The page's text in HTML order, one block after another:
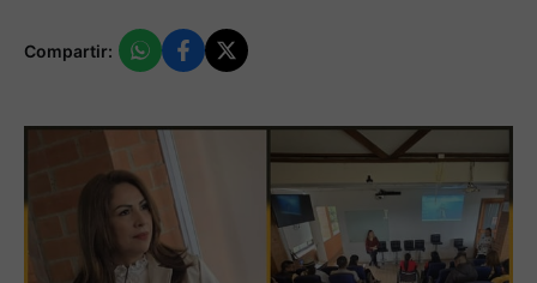
Compartir: